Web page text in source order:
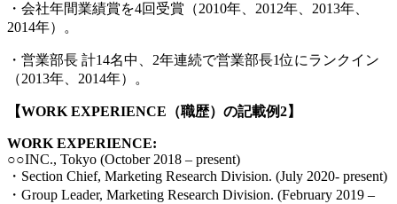
・会社年間業績賞を4回受賞（2010年、2012年、2013年、
2014年）。
・営業部長 計14名中、2年連続で営業部長1位にランクイン
（2013年、2014年）。
【WORK EXPERIENCE（職歴）の記載例2】
WORK EXPERIENCE:
○○INC., Tokyo (October 2018 – present)
・Section Chief, Marketing Research Division. (July 2020- present)
・Group Leader, Marketing Research Division. (February 2019 –